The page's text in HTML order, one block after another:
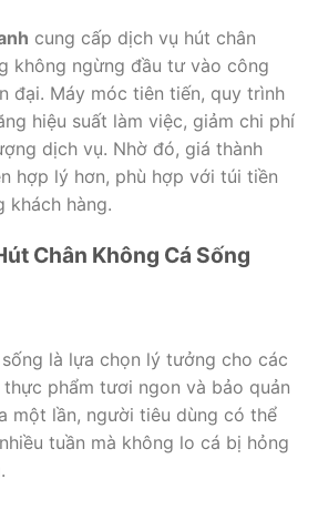
cung cấp dịch vụ hút chân
không ngừng đầu tư vào công
đại. Máy móc tiên tiến, quy trình
hiệu suất làm việc, giảm chi phí
dịch vụ. Nhờ đó, giá thành
hợp lý hơn, phù hợp với túi tiền
khách hàng.
Chân Không Cá Sống
là lựa chọn lý tưởng cho các
phẩm tươi ngon và bảo quản
một lần, người tiêu dùng có thể
tuần mà không lo cá bị hỏng